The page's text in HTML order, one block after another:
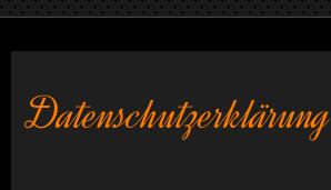
Datenschutzerklärung